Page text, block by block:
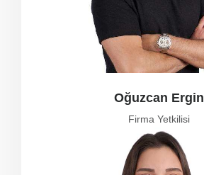
Oğuzcan Ergin
Firma Yetkilisi